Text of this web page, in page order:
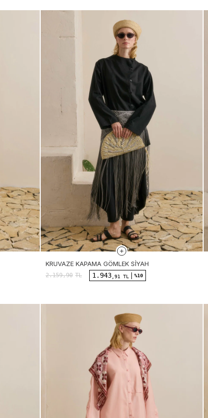
KRUVAZE KAPAMA GÖMLEK SIYAH
2.159,90 TL 1.943 ,91 TL %10